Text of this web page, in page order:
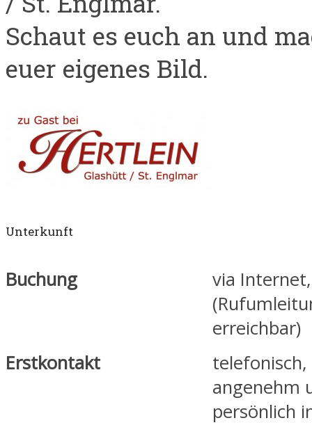
Schaut es euch an und
euer eigenes Bild.
Unterkunft
Buchung
via
erreichbar)
Erstkontakt
telefonisch,
angenehm
persönlich